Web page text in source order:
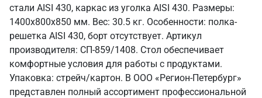
стали AISI 430, каркас из уголка AISI 430. Размеры:
1400x800x850 мм. Вес: 30.5 кг. Особенности: полка-
решетка AISI 430, борт отсутствует. Артикул
производителя: СП-859/1408. Стол обеспечивает
комфортные условия для работы с продуктами.
Упаковка: стрейч/картон. В ООО «Регион-Петербург»
представлен полный ассортимент профессиональной